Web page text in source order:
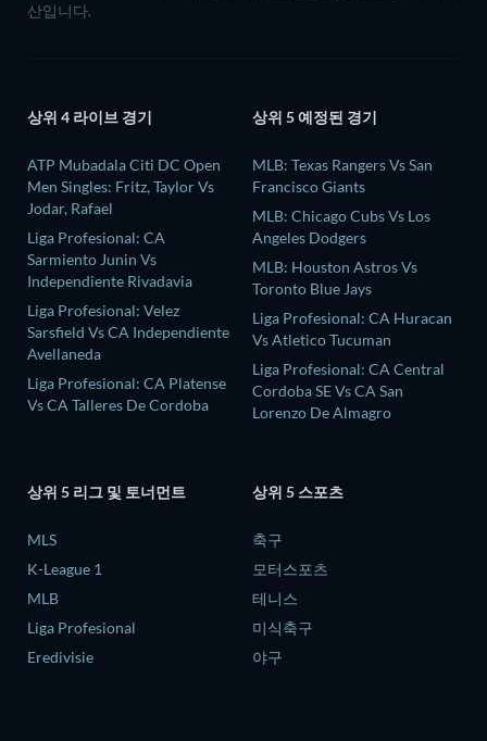
산입니다.
상위 4 라이브 경기
ATP Mubadala Citi DC Open
Men Singles: Fritz, Taylor Vs
Jodar, Rafael
Liga Profesional: CA
Sarmiento Junin Vs
Independiente Rivadavia
Liga Profesional: Velez
Sarsfield Vs CA Independiente
Avellaneda
Liga Profesional: CA Platense
Vs CA Talleres De Cordoba
상위 5 예정된 경기
MLB: Texas Rangers Vs San
Francisco Giants
MLB: Chicago Cubs Vs Los
Angeles Dodgers
MLB: Houston Astros Vs
Toronto Blue Jays
Liga Profesional: CA Huracan
Vs Atletico Tucuman
Liga Profesional: CA Central
Cordoba SE Vs CA San
Lorenzo De Almagro
상위 5 리그 및 토너먼트
MLS
K-League 1
MLB
Liga Profesional
Eredivisie
상위 5 스포츠
축구
모터스포츠
테니스
미식축구
야구